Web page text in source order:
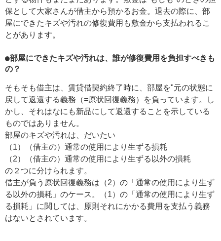
保として大家さんが借主から預かるお金。退去の際に、部
屋にできたキズや汚れの修復費用も敷金から支払われるこ
とがあります。
●部屋にできたキズや汚れは、誰が修復費用を負担すべきも
の？
そもそも借主は、賃貸借契約終了時に、部屋を"元の状態に
戻して返還する義務（=原状回復義務）を負っています。し
かし、それはなにも新品にして返還することを示している
ものではありません。
部屋のキズや汚れは、だいたい
（1）（借主の）通常の使用により生ずる損耗
（2）（借主の）通常の使用により生ずる以外の損耗
の２つに分けられます。
借主が負う原状回復義務は（2）の「通常の使用により生ず
る以外の損耗」のケース。（1）の「通常の使用により生ず
る損耗」に関しては、原則それにかかる費用を支払う義務
はないとされています。